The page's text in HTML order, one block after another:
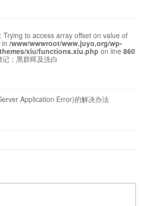
: Trying to access array offset on value of
/www/wwwroot/www.juyo.org/wp-
xiu/functions.xiu.php on line 860
：黑群晖及洗白
Application Error)的解决办法